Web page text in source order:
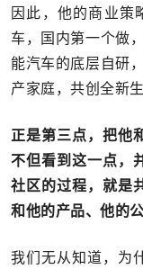
因此，他的商业策
车，国内第一个做
能汽车的底层自研
产家庭，共创全新生
正是第三点，把他
不但看到这一点，
社区的过程，就是
和他的产品、他的
我们无从知道，为